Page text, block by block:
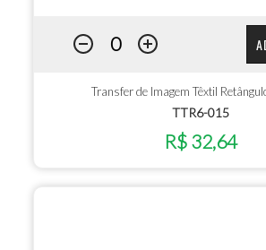
Transfer de Imagem Têxtil
TTR6-015
R$ 32,64